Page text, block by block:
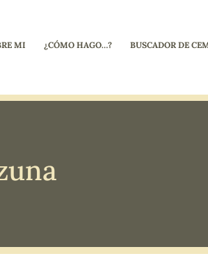
MI ¿CÓMO HAGO…? BUSCADOR DE